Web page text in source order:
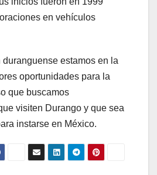
en vehículos
estamos en la
oportunidades para la
que buscamos
visiten Durango y que sea
instarse en México.